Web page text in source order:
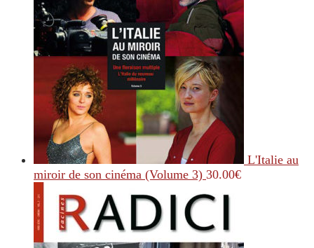
L'Italie au
miroir de son cinéma (Volume 3) 30.00€